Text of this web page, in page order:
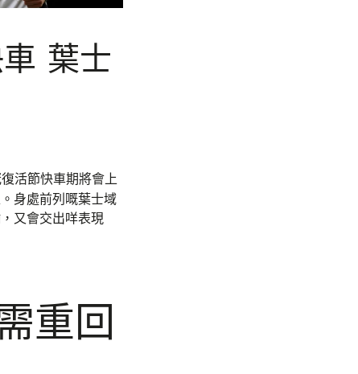
葉士
活節快車期將會上
身處前列嘅葉士域
又會交出咩表現
重回